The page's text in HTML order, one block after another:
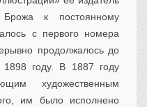
к постоянному
с первого номера
продолжалось до
году. В 1887 году
художественным
им было исполнено